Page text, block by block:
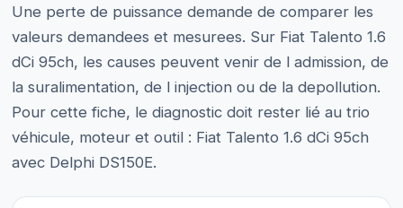
Une perte de puissance demande de comparer les
valeurs demandees et mesurees. Sur Fiat Talento 1.6
dCi 95ch, les causes peuvent venir de l admission, de
la suralimentation, de l injection ou de la depollution.
Pour cette fiche, le diagnostic doit rester lié au trio
véhicule, moteur et outil : Fiat Talento 1.6 dCi 95ch
avec Delphi DS150E.